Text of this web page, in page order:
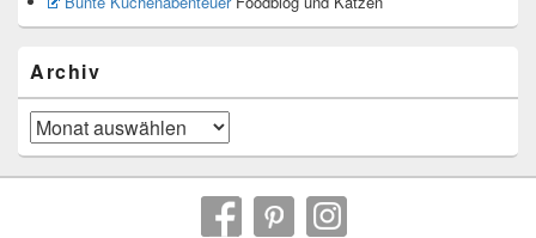
Archiv
Archiv